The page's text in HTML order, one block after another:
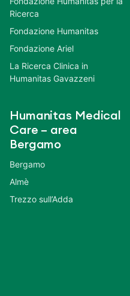
Ricerca
Fondazione Humanitas
Fondazione Ariel
La Ricerca Clinica in
Humanitas Gavazzeni
Humanitas Medical
Care – area
Bergamo
Bergamo
Almè
Trezzo sull’Adda